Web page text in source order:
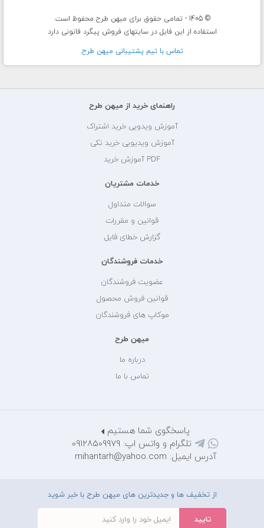
© 1405 - تمامی حقوق برای میهن طرح محفوظ است.
استفاده از این فایل در سایتهای فروش پیگرد قانونی دارد
تماس با تيم پشتيبانی ميهن طرح
راهنمای خرید از میهن طرح
آموزش ویدویی خرید اشتراک
آموزش ویدیویی خرید تکی
PDF آموزش خرید
خدمات مشتریان
سوالات متداول
قوانین و مقررات
گزارش خطای فایل
خدمات فروشندگان
عضویت فروشندگان
قوانین فروش محصول
موکاپ های فروشندگان
میهن طرح
درباره ما
تماس با ما
پاسخگوی شما هستیم
تلگرام و واتس اپ: 09128509979
آدرس ایمیل: mihantarh@yahoo.com
از تخفیف ها و جدیدترین های میهن طرح با خبر شوید